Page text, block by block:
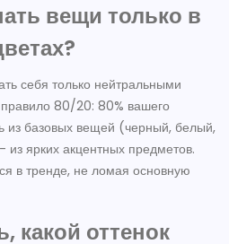
вещи только в
себя только нейтральными
80/20: 80% вашего
из базовых вещей (черный, белый,
ярких акцентных предметов.
в тренде, не ломая основную
какой оттенок